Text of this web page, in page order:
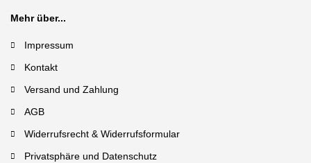
Mehr über...
Impressum
Kontakt
Versand und Zahlung
AGB
Widerrufsrecht & Widerrufsformular
Privatsphäre und Datenschutz